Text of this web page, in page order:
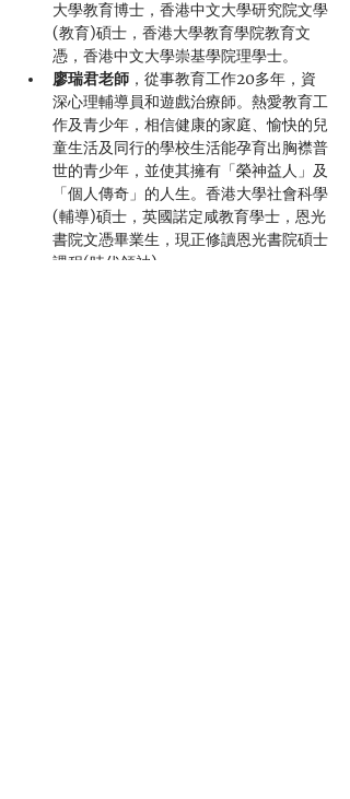
大學教育博士，香港中文大學研究院文學
(教育)碩士，香港大學教育學院教育文
憑，香港中文大學崇基學院理學士。
廖瑞君老師 ，從事教育工作20多年，資
深心理輔導員和遊戲治療師。熱愛教育工
作及青少年，相信健康的家庭、愉快的兒
童生活及同行的學校生活能孕育出胸襟普
世的青少年，並使其擁有「榮神益人」及
「個人傳奇」的人生。香港大學社會科學
(輔導)碩士，英國諾定咸教育學士，恩光
書院文憑畢業生，現正修讀恩光書院碩士
課程(時代領袖)。